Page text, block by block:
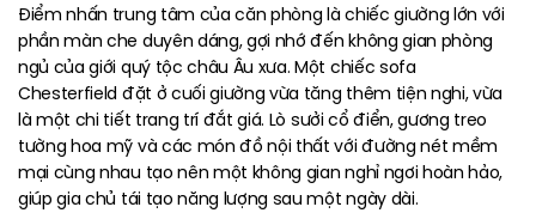
Điểm nhấn trung tâm của căn phòng là chiếc giường lớn với
phần màn che duyên dáng, gợi nhớ đến không gian phòng
ngủ của giới quý tộc châu Âu xưa. Một chiếc sofa
Chesterfield đặt ở cuối giường vừa tăng thêm tiện nghi, vừa
là một chi tiết trang trí đắt giá. Lò sưởi cổ điển, gương treo
tường hoa mỹ và các món đồ nội thất với đường nét mềm
mại cùng nhau tạo nên một không gian nghỉ ngơi hoàn hảo,
giúp gia chủ tái tạo năng lượng sau một ngày dài.